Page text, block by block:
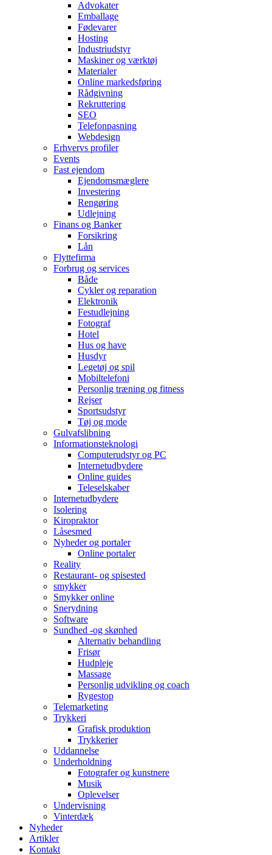
Advokater
Emballage
Fødevarer
Hosting
Industriudstyr
Maskiner og værktøj
Materialer
Online markedsføring
Rådgivning
Rekruttering
SEO
Telefonpasning
Webdesign
Erhvervs profiler
Events
Fast ejendom
Ejendomsmæglere
Investering
Rengøring
Udlejning
Finans og Banker
Forsikring
Lån
Flyttefirma
Forbrug og services
Både
Cykler og reparation
Elektronik
Festudlejning
Fotograf
Hotel
Hus og have
Husdyr
Legetøj og spil
Mobiltelefoni
Personlig træning og fitness
Rejser
Sportsudstyr
Tøj og mode
Gulvafslibning
Informationsteknologi
Computerudstyr og PC
Internetudbydere
Online guides
Teleselskaber
Internetudbydere
Isolering
Kiropraktor
Låsesmed
Nyheder og portaler
Online portaler
Reality
Restaurant- og spisested
smykker
Smykker online
Snerydning
Software
Sundhed -og skønhed
Alternativ behandling
Frisør
Hudpleje
Massage
Personlig udvikling og coach
Rygestop
Telemarketing
Trykkeri
Grafisk produktion
Trykkerier
Uddannelse
Underholdning
Fotografer og kunstnere
Musik
Oplevelser
Undervisning
Vinterdæk
Nyheder
Artikler
Kontakt